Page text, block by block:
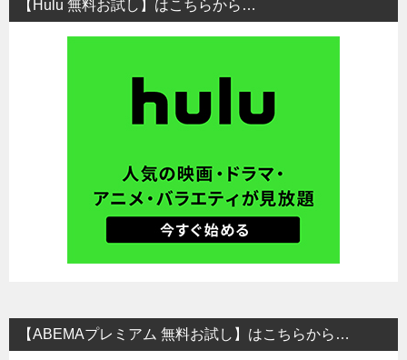
【Hulu 無料お試し】はこちらから…
【ABEMAプレミアム 無料お試し】はこちらから…